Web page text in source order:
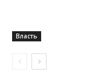
Власть